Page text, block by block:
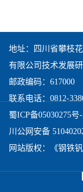
地址：四川省攀枝
有限公司技术发展
邮政编码：617000
联系电话：0812-
蜀ICP备05030275号
川公网安备
网站版权：《钢铁